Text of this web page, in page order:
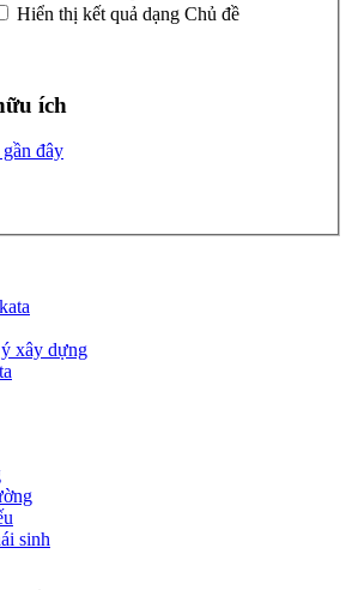
Hiển thị kết quả dạng Chủ đề
ích
đây
xây dựng
sinh